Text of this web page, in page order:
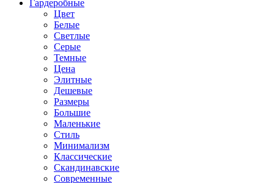
Гардеробные
Цвет
Белые
Светлые
Серые
Темные
Цена
Элитные
Дешевые
Размеры
Большие
Маленькие
Стиль
Минимализм
Классические
Скандинавские
Современные